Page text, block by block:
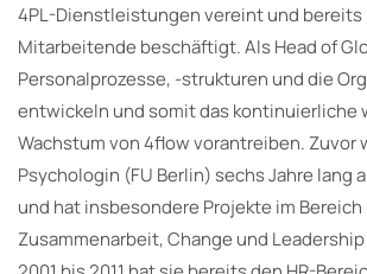
4PL-Dienstleistungen vereint und bereits
Mitarbeitende beschäftigt. Als Head of
Personalprozesse, -strukturen und die
entwickeln und somit das kontinuierliche
Wachstum von 4flow vorantreiben. Zuvor
Psychologin (FU Berlin) sechs Jahre lang
und hat insbesondere Projekte im
Zusammenarbeit, Change und